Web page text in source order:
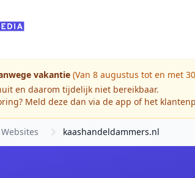
vakantie (Van 8 augustus tot en met
en daarom tijdelijk niet bereikbaar.
Meld deze dan via de app of het
Websites kaashandeldammers.nl